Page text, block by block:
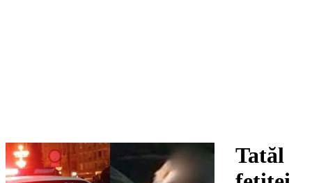
Tatăl